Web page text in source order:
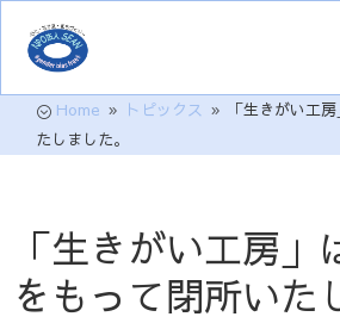
; Home 9 トピックス 9
「生きがい工
たしました。
「生きがい工房」
をもって閉所いた